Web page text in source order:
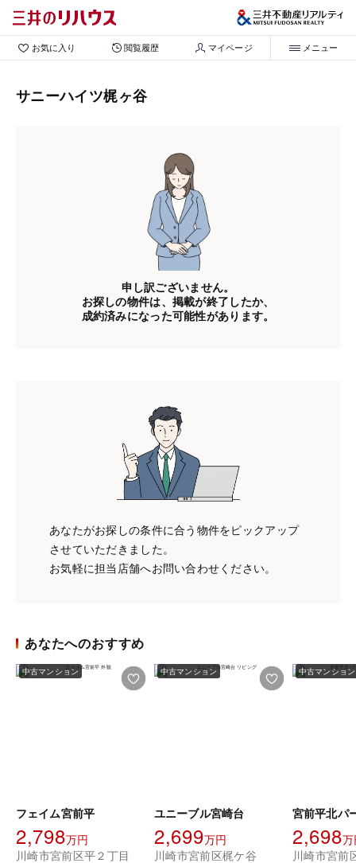
お気に入り 閲覧履歴 マイページ メニュー
サニーハイツ梶ヶ谷
申し訳ございません。
お探しの物件は、掲載が終了したか、
成約済みになった可能性があります。
あなたがお探しの条件に合う物件をピックアップ
させていただきました。
お気軽に担当店舗へお問い合わせください。
あなたへのおすすめ
中古マンション
フェイム宮前平
2,798万円
川崎市宮前区平２丁目
中古マンション
ユニーブル宮崎台
2,699万円
川崎市宮前区梶ケ谷
中古マンション
2,698万
川崎市宮前